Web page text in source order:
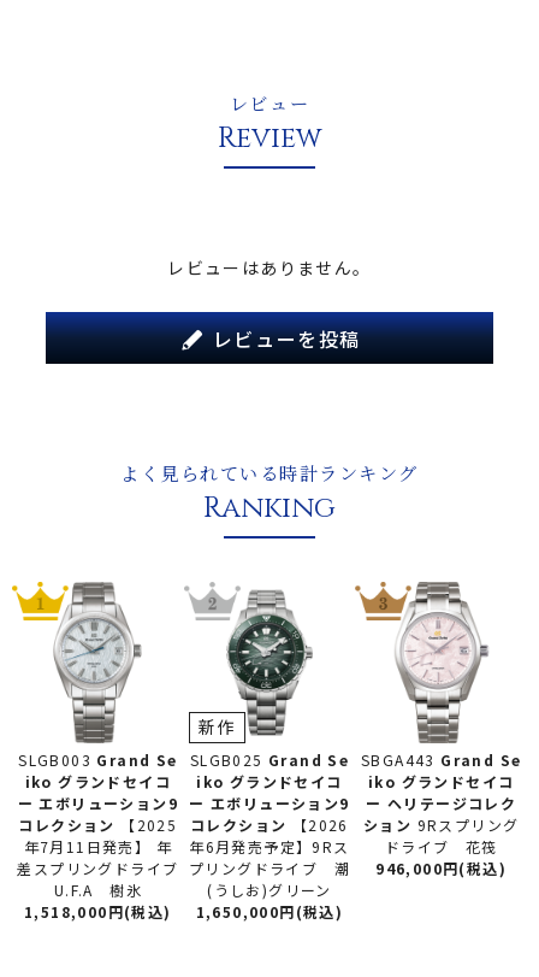
レビュー
Review
レビューはありません。
レビューを投稿
よく見られている時計ランキング
Ranking
SLGB003 Grand Se
iko グランドセイコ
ー エボリューション9
コレクション
【2025
年7月11日発売】 年
差スプリングドライブ
U.F.A 樹氷
1,518,000円(税込)
SLGB025 Grand Se
iko グランドセイコ
ー エボリューション9
コレクション
【2026
年6月発売予定】9Rス
プリングドライブ 潮
(うしお)グリーン
新作
1,650,000円(税込)
SBGA443 Grand Se
iko グランドセイコ
ー ヘリテージコレク
ション 9Rスプリング
ドライブ 花筏
946,000円(税込)